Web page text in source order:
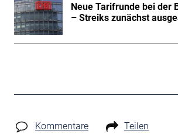
Neue Tarifrunde bei der
– Streiks zunächst
Kommentare Teilen